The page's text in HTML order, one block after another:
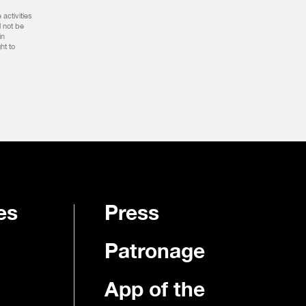
activities
not be
to
Press
Patronage
App of the